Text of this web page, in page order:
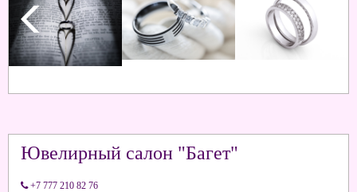
Ювелирный салон "Багет"
+7 777 210 82 76